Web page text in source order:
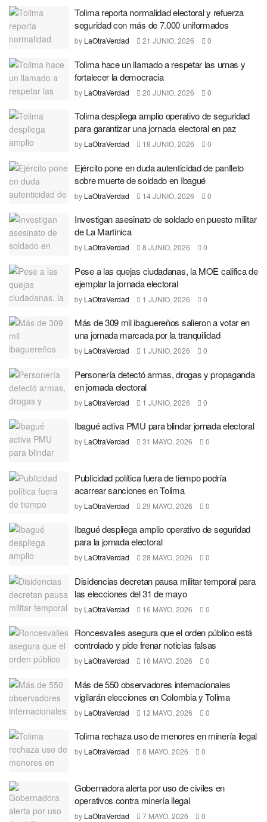
Tolima reporta normalidad electoral y refuerza
seguridad con más de 7.000 uniformados
by LaOtraVerdad 21 JUNIO, 2026 0
Tolima hace un llamado a respetar las urnas y
fortalecer la democracia
by LaOtraVerdad 20 JUNIO, 2026 0
Tolima despliega amplio operativo de seguridad
para garantizar una jornada electoral en paz
by LaOtraVerdad 18 JUNIO, 2026 0
Ejército pone en duda autenticidad de panfleto
sobre muerte de soldado en Ibagué
by LaOtraVerdad 14 JUNIO, 2026 0
Investigan asesinato de soldado en puesto militar
de La Martinica
by LaOtraVerdad 8 JUNIO, 2026 0
Pese a las quejas ciudadanas, la MOE califica de
ejemplar la jornada electoral
by LaOtraVerdad 1 JUNIO, 2026 0
Más de 309 mil ibaguereños salieron a votar en
una jornada marcada por la tranquilidad
by LaOtraVerdad 1 JUNIO, 2026 0
Personería detectó armas, drogas y propaganda
en jornada electoral
by LaOtraVerdad 1 JUNIO, 2026 0
Ibagué activa PMU para blindar jornada electoral
by LaOtraVerdad 31 MAYO, 2026 0
Publicidad política fuera de tiempo podría
acarrear sanciones en Tolima
by LaOtraVerdad 29 MAYO, 2026 0
Ibagué despliega amplio operativo de seguridad
para la jornada electoral
by LaOtraVerdad 28 MAYO, 2026 0
Disidencias decretan pausa militar temporal para
las elecciones del 31 de mayo
by LaOtraVerdad 16 MAYO, 2026 0
Roncesvalles asegura que el orden público está
controlado y pide frenar noticias falsas
by LaOtraVerdad 16 MAYO, 2026 0
Más de 550 observadores internacionales
vigilarán elecciones en Colombia y Tolima
by LaOtraVerdad 12 MAYO, 2026 0
Tolima rechaza uso de menores en minería ilegal
by LaOtraVerdad 8 MAYO, 2026 0
Gobernadora alerta por uso de civiles en
operativos contra minería ilegal
by LaOtraVerdad 7 MAYO, 2026 0